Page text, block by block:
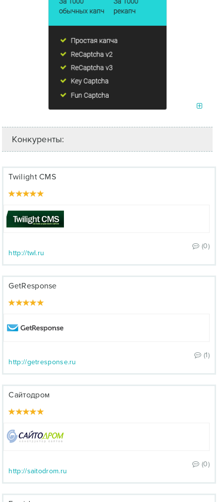
Конкуренты:
Twilight CMS
(0)
http://twl.ru
GetResponse
(1)
http://getresponse.ru
Сайтодром
(0)
http://saitodrom.ru